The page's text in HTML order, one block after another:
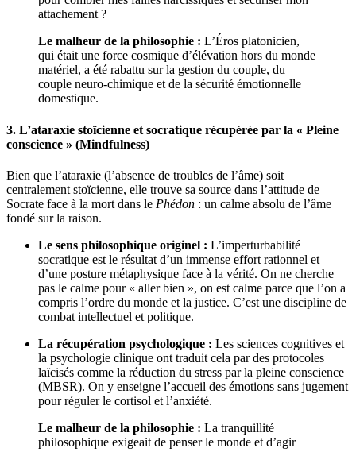
attachement ?
Le malheur de la philosophie : L’Éros platonicien,
qui était une force cosmique d’élévation hors du monde
matériel, a été rabattu sur la gestion du couple, du
couple neuro-chimique et de la sécurité émotionnelle
domestique.
3. L’ataraxie stoïcienne et socratique récupérée par la « Pleine
conscience » (Mindfulness)
Bien que l’ataraxie (l’absence de troubles de l’âme) soit
centralement stoïcienne, elle trouve sa source dans l’attitude de
Socrate face à la mort dans le Phédon : un calme absolu de l’âme
fondé sur la raison.
Le sens philosophique originel : L’imperturbabilité
socratique est le résultat d’un immense effort rationnel et
d’une posture métaphysique face à la vérité. On ne cherche
pas le calme pour « aller bien », on est calme parce que l’on a
compris l’ordre du monde et la justice. C’est une discipline de
combat intellectuel et politique.
La récupération psychologique : Les sciences cognitives et
la psychologie clinique ont traduit cela par des protocoles
laïcisés comme la réduction du stress par la pleine conscience
(MBSR). On y enseigne l’accueil des émotions sans jugement
pour réguler le cortisol et l’anxiété.
Le malheur de la philosophie : La tranquillité
philosophique exigeait de penser le monde et d’agir